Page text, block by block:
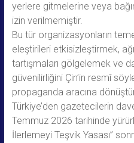
yerlere gitmelerine veya
izin verilmemiştir.
Bu tür organizasyonların
eleştirileri etkisizleştirmek,
tartışmaları gölgelemek ve
güvenilirliğini Çin’in resmî
propaganda aracına
Türkiye’den gazetecilerin
Temmuz 2026 tarihinde
İlerlemeyi Teşvik Yasası”